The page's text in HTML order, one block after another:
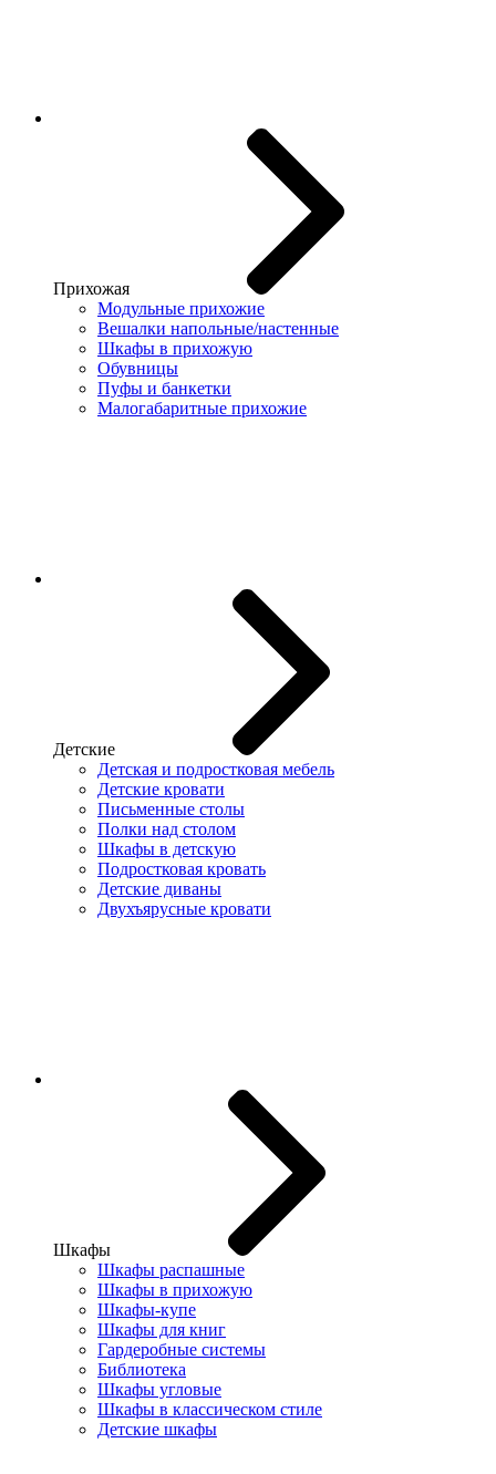
Прихожая
Модульные прихожие
Вешалки напольные/настенные
Шкафы в прихожую
Обувницы
Пуфы и банкетки
Малогабаритные прихожие
Детские
Детская и подростковая мебель
Детские кровати
Письменные столы
Полки над столом
Шкафы в детскую
Подростковая кровать
Детские диваны
Двухъярусные кровати
Шкафы
Шкафы распашные
Шкафы в прихожую
Шкафы-купе
Шкафы для книг
Гардеробные системы
Библиотека
Шкафы угловые
Шкафы в классическом стиле
Детские шкафы